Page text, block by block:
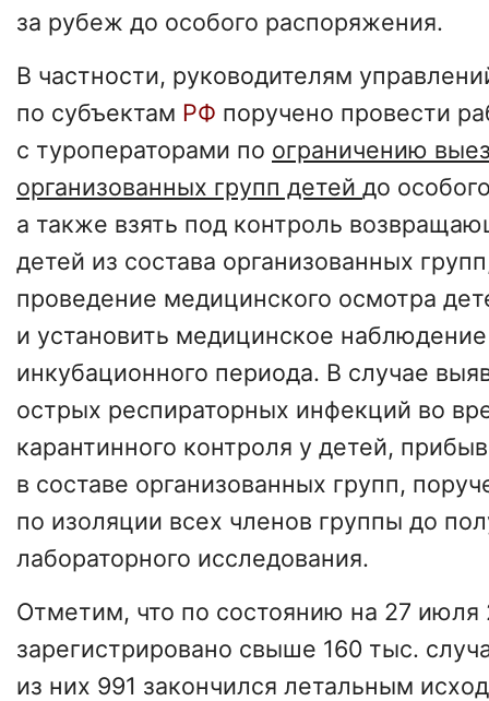
за рубеж до особого распоряжения.
В частности, руководителям
по субъектам РФ поручено провести
с туроператорами по ограничению
организованных групп детей до
а также взять под контроль
детей из состава организованных
проведение медицинского осмотра
и установить медицинское
инкубационного периода. В случае
острых респираторных инфекций во
карантинного контроля у детей,
в составе организованных групп,
по изоляции всех членов группы до
лабораторного исследования.
Отметим, что по состоянию на 27 июля
зарегистрировано свыше 160 тыс.
из них 991 закончился летальным